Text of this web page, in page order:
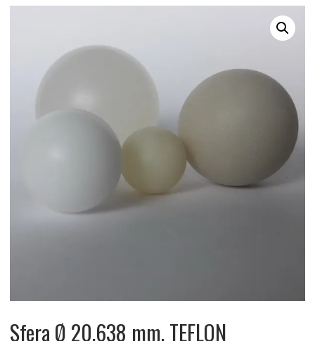
Sfera Ø 20,638 mm. TEFLON